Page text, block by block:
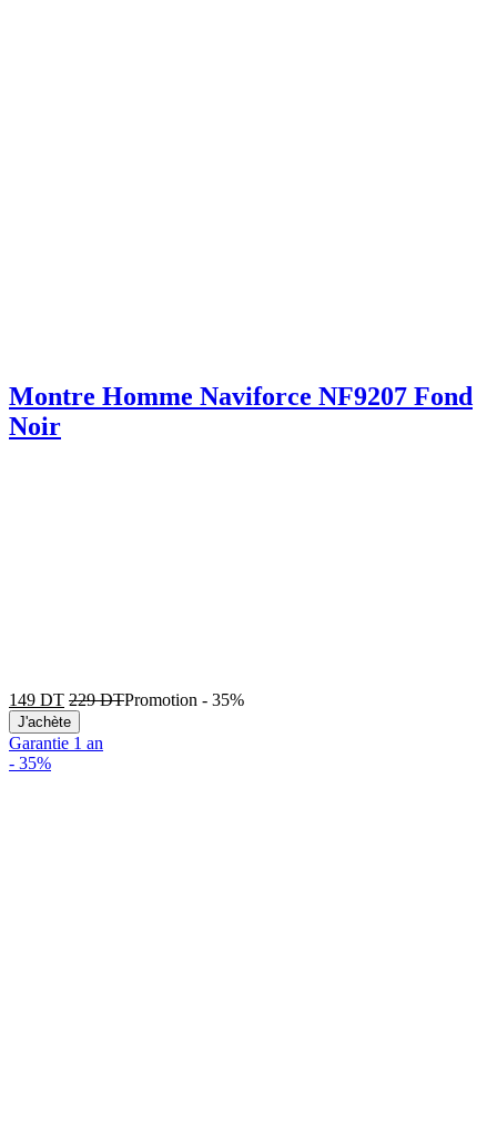
Montre Homme Naviforce NF9207 Fond
Noir
149 DT 229DTPromotion - 35%
J'achète
Garantie 1 an
- 35%